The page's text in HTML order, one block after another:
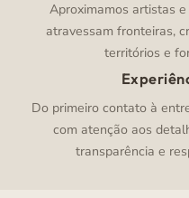
Aproximamos artistas
atravessam fronteiras,
territórios e
Do primeiro contato à
com atenção aos
transparência e